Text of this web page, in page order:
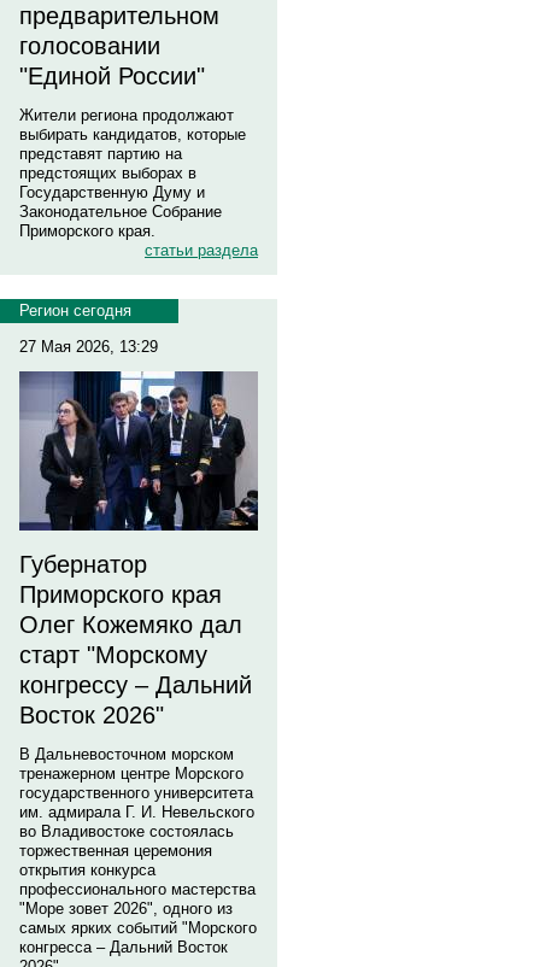
предварительном
голосовании
"Единой России"
Жители региона продолжают
выбирать кандидатов, которые
представят партию на
предстоящих выборах в
Государственную Думу и
Законодательное Собрание
Приморского края.
статьи раздела
Регион сегодня
27 Мая 2026, 13:29
Губернатор
Приморского края
Олег Кожемяко дал
старт "Морскому
конгрессу – Дальний
Восток 2026"
В Дальневосточном морском
тренажерном центре Морского
государственного университета
им. адмирала Г. И. Невельского
во Владивостоке состоялась
торжественная церемония
открытия конкурса
профессионального мастерства
"Море зовет 2026", одного из
самых ярких событий "Морского
конгресса – Дальний Восток